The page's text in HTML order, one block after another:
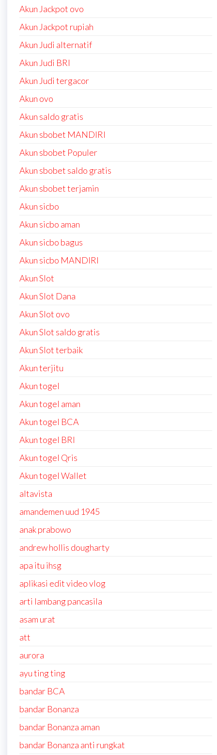
Akun Jackpot ovo
Akun Jackpot rupiah
Akun Judi alternatif
Akun Judi BRI
Akun Judi tergacor
Akun ovo
Akun saldo gratis
Akun sbobet MANDIRI
Akun sbobet Populer
Akun sbobet saldo gratis
Akun sbobet terjamin
Akun sicbo
Akun sicbo aman
Akun sicbo bagus
Akun sicbo MANDIRI
Akun Slot
Akun Slot Dana
Akun Slot ovo
Akun Slot saldo gratis
Akun Slot terbaik
Akun terjitu
Akun togel
Akun togel aman
Akun togel BCA
Akun togel BRI
Akun togel Qris
Akun togel Wallet
altavista
amandemen uud 1945
anak prabowo
andrew hollis dougharty
apa itu ihsg
aplikasi edit video vlog
arti lambang pancasila
asam urat
att
aurora
ayu ting ting
bandar BCA
bandar Bonanza
bandar Bonanza aman
bandar Bonanza anti rungkat